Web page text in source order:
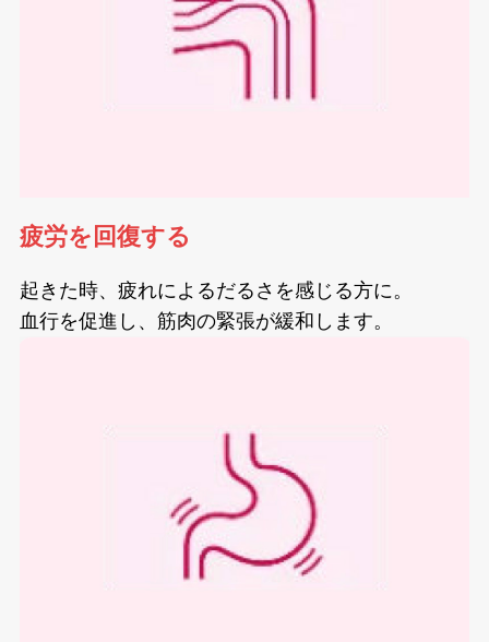
疲労を回復する
起きた時、疲れによるだるさを感じる方に。
血行を促進し、筋肉の緊張が緩和します。